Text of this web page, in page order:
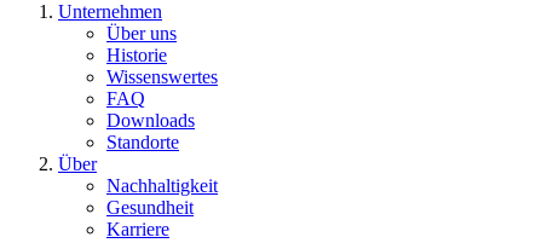
Unternehmen
Über uns
Historie
Wissenswertes
FAQ
Downloads
Standorte
Über
Nachhaltigkeit
Gesundheit
Karriere